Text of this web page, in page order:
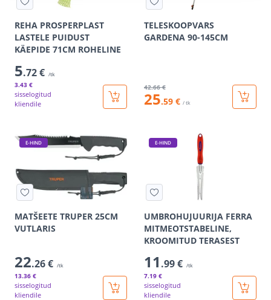
REHA PROSPERPLAST
LASTELE PUIDUST
KÄEPIDE 71CM ROHELINE
5.72 € /tk
3.43 €
sisselogitud
kliendile
TELESKOOPVARS
GARDENA 90-145CM
42.66 €
25.59 € / tk
E-HIND
MATŠEETE TRUPER 25CM
VUTLARIS
22.26 € /tk
13.36 €
sisselogitud
kliendile
E-HIND
UMBROHUJUURIJA FERRA
MITMEOTSTABELINE,
KROOMITUD TERASEST
11 .99 € /tk
7.19 €
sisselogitud
kliendile